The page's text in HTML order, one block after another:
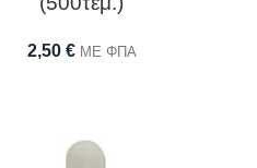
2,50 € ΜΕ ΦΠΑ